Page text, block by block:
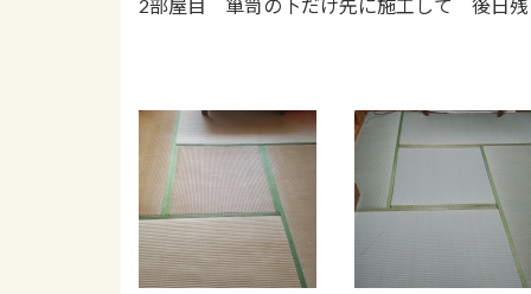
2部屋目 箪笥の下だけ先に施工して 後日残